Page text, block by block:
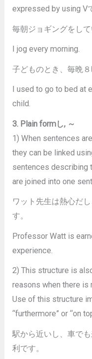
expressed by using V
毎朝ジョギングをして
I jog every morning.
子どものとき、毎晩８
I used to go to bed at
child.
3. Plain formし, ～
1) When sentences
they can be linked
sentences describing
are joined into one
ワット先生は熱心だ
す。
Professor Watt is
experience.
2) This structure is
reasons when there is
Use of this structure
“furthermore” or “on
駅から近いし、車で
利です。